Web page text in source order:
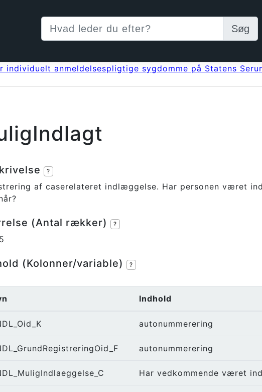
Søg
individuelt anmeldelsespligtige sygdomme på Statens
?
af caserelateret indlæggelse. Har personen været
(Antal rækker) ?
(Kolonner/variable) ?
Indhold
autonummerering
autonummerering
Har vedkommende været